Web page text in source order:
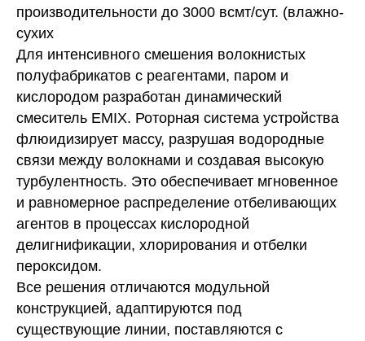
производительности до 3000 всмт/сут. (влажно-
сухих
Для интенсивного смешения волокнистых
полуфабрикатов с реагентами, паром и
кислородом разработан динамический
смеситель EMIX. Роторная система устройства
флюидизирует массу, разрушая водородные
связи между волокнами и создавая высокую
турбулентность. Это обеспечивает мгновенное
и равномерное распределение отбеливающих
агентов в процессах кислородной
делигнификации, хлорирования и отбелки
пероксидом.
Все решения отличаются модульной
конструкцией, адаптируются под
существующие линии, поставляются с